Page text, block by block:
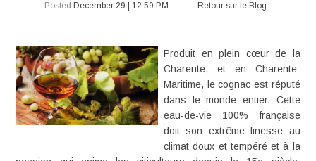
Posted December 29 | 12:59 PM Retour sur le Blog
Produit en plein cœur de la
Charente, et en Charente-
Maritime, lecognac est réputé
dans le monde entier. Cette
eau-de-vie 100% française
doit son extrême finesse au
climat doux et tempéré et à la